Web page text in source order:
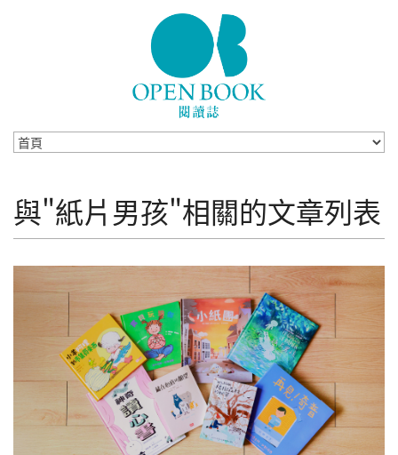
與"紙片男孩"相關的文章列表